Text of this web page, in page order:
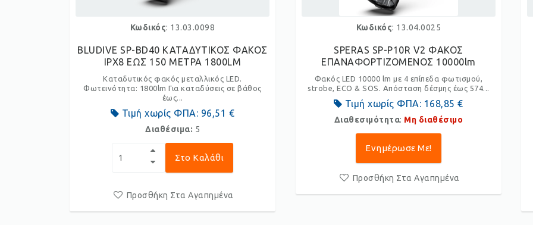
Κωδικός: 13.03.0098
BLUDIVE SP-BD40 ΚΑΤΑΔΥΤΙΚΟΣ ΦΑΚΟΣ
IPX8 ΕΩΣ 150 ΜΕΤΡΑ 1800LM
Καταδυτικός φακός μεταλλικός LED.
Φωτεινότητα: 1800lm Για καταδύσεις σε βάθος
έως...
Τιμή χωρίς ΦΠΑ: 96,51 €
Διαθέσιμα: 5
Στο Καλάθι
Προσθήκη Στα Αγαπημένα
Κωδικός: 13.04.0025
SPERAS SP-P10R V2 ΦΑΚΟΣ
ΕΠΑΝΑΦΟΡΤΙΖΟΜΕΝΟΣ 10000lm
Φακός LED 10000 lm με 4 επίπεδα φωτισμού,
strobe, ECO & SOS. Απόσταση δέσμης έως 574...
Τιμή χωρίς ΦΠΑ: 168,85 €
Διαθεσιμότητα: Μη διαθέσιμο
Ενημέρωσε Με!
Προσθήκη Στα Αγαπημένα